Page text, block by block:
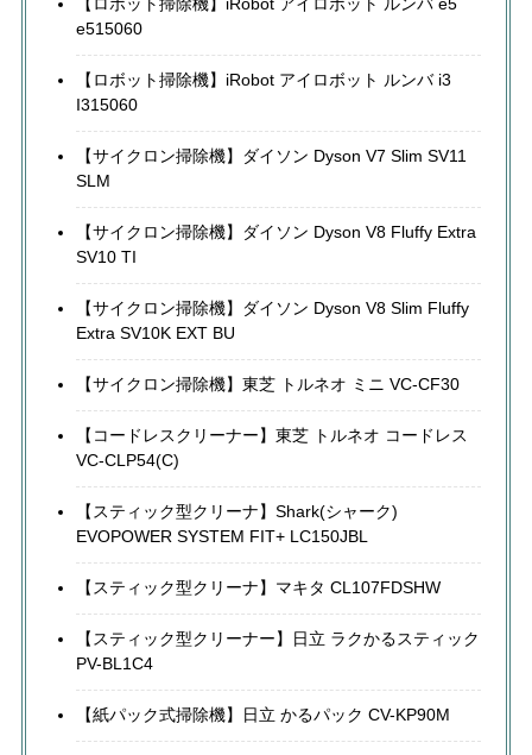
【ロボット掃除機】iRobot アイロボット ルンバ e5
e515060
【ロボット掃除機】iRobot アイロボット ルンバ i3
I315060
【サイクロン掃除機】ダイソン Dyson V7 Slim SV11
SLM
【サイクロン掃除機】ダイソン Dyson V8 Fluffy Extra
SV10 TI
【サイクロン掃除機】ダイソン Dyson V8 Slim Fluffy
Extra SV10K EXT BU
【サイクロン掃除機】東芝 トルネオ ミニ VC-CF30
【コードレスクリーナー】東芝 トルネオ コードレス
VC-CLP54(C)
【スティック型クリーナ】Shark(シャーク)
EVOPOWER SYSTEM FIT+ LC150JBL
【スティック型クリーナ】マキタ CL107FDSHW
【スティック型クリーナー】日立 ラクかるスティック
PV-BL1C4
【紙パック式掃除機】日立 かるパック CV-KP90M